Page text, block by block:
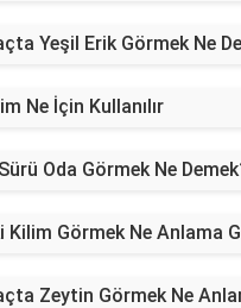
Yeşil Erik Görmek Ne
Ne İçin Kullanılır
Oda Görmek Ne
Kilim Görmek Ne Anlama
Zeytin Görmek Ne